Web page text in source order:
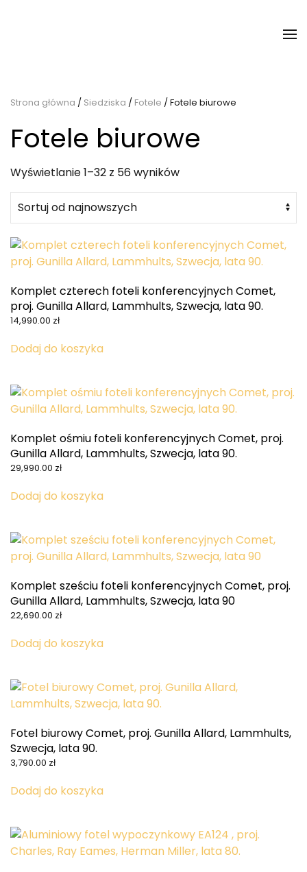
Strona główna / Siedziska / Fotele / Fotele biurowe
Fotele biurowe
Wyświetlanie 1–32 z 56 wynikówPosortowane
najnowszych
Komplet czterech foteli konferencyjnych Comet,
proj. Gunilla Allard, Lammhults, Szwecja, lata 90.
14,990.00 zł
Dodaj do koszyka
Komplet ośmiu foteli konferencyjnych Comet, proj.
Gunilla Allard, Lammhults, Szwecja, lata 90.
29,990.00 zł
Dodaj do koszyka
Komplet sześciu foteli konferencyjnych Comet, proj.
Gunilla Allard, Lammhults, Szwecja, lata 90
22,690.00 zł
Dodaj do koszyka
Fotel biurowy Comet, proj. Gunilla Allard, Lammhults,
Szwecja, lata 90.
3,790.00 zł
Dodaj do koszyka